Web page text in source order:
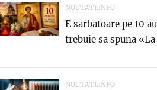
NOUTATI.INFO
E sarbatoare pe 10
trebuie sa spuna
NOUTATI.INFO